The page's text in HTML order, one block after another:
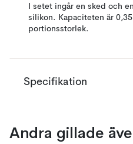
I setet ingår en sked och
silikon. Kapaciteten är
portionsstorlek.
Specifikation
Andra gillade